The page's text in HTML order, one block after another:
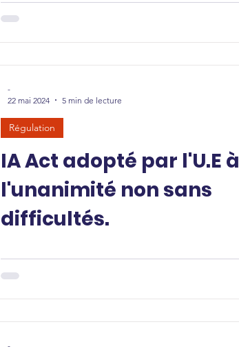
IA Act adopté par l'U.E à
l'unanimité non sans
difficultés.
Régulation
-
22 mai 2024
5 min de lecture
-